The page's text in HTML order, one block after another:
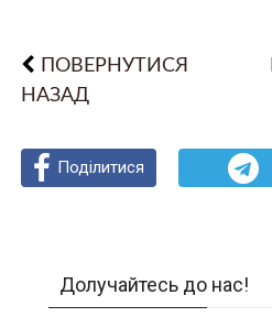
ПОВЕРНУТИСЯ
НАЗАД
Поділитися
Долучайтесь до нас!